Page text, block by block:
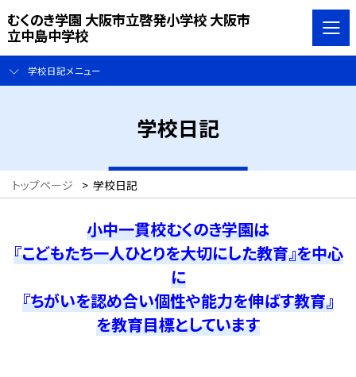
むくのき学園 大阪市立啓発小学校 大阪市
立中島中学校
学校日記メニュー
学校日記
トップページ > 学校日記
小中一貫校むくのき学園は
『こどもたち一人ひとりを大切にした教育』を中心
に
『ちがいを認め合い個性や能力を伸ばす教育』
を教育目標としています